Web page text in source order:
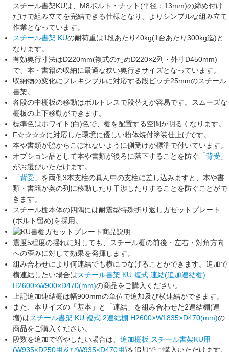
スチール書架KUは、M8ボルト・ナット(平径：13mm)の締め付け
だけで組み立てを完結できる仕様となり、よりシンプルな組み立て
作業となっています。
スチール書架 KUの耐荷重は1段あたり40kg(1台あたり300kg迄)と
なります。
有効奥行寸法はD220mm(複式のためD220×2列・外寸D450mm)
で、本・書籍の収納に最適な狭い奥行きサイズとなっています。
収納物の変化にフレキシブルに対応する段ピッチ25mmのスチール
書架。
各段の中棚板の移動はボルトレスで段替えが容易です。スムーズな
棚板の上下移動ができます。
標準色はホワイト(白)色で、棚を配置する空間が明るくなります。
F☆☆☆☆に対応した環境に優しい粉体焼付塗装仕上げです。
本や書類が脇からこぼれないように側受けが標準で付いています。
オプション品として本や書類が後ろに落下することを防ぐ「背受 」
がお選びいただけます。
「背受 」を両側3本支柱の真ん中の支柱に差し込みますと、本や書
類・書籍が奥の列に移動したり干渉したりすることを防ぐことがで
きます。
スチール棚本体の四隅には耐震型特殊折り返しガゼットプレート
(ボルト留め)を採用。
震度5程度の揺れに対しても、スチール棚の前後・左右・対角方向
への歪みに対して効果を発揮 します。
組み合わせにより何連結でも横につなげることができます。追加で
横連結したい場合はスチール書架 KU 複式 連結(追加連結棚)
H2600×W900×D470(mm)の商品をご購入ください。
上記追加連結棚は幅900mmの単位で追加及び横連結ができます。
また、本サイズの「基本」と「連結」を組み合わせた2連結棚(連
増)はスチール書架 KU 複式 2連結棚 H2600×W1835×D470(mm)の
商品をご購入ください。
段数を追加で増やしたい場合は、 追加棚板 スチール書架KU用
(W935×D250用及びW935×D470用)を追加でご購入いただけます。